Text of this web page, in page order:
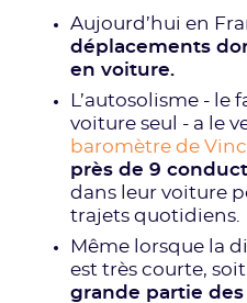
Aujourd’hui en
déplacements
en voiture.
L’autosolisme - le
voiture seul - a le
baromètre de
près de 9
dans leur voiture
trajets quotidiens.
Même lorsque la
est très courte,
grande partie des